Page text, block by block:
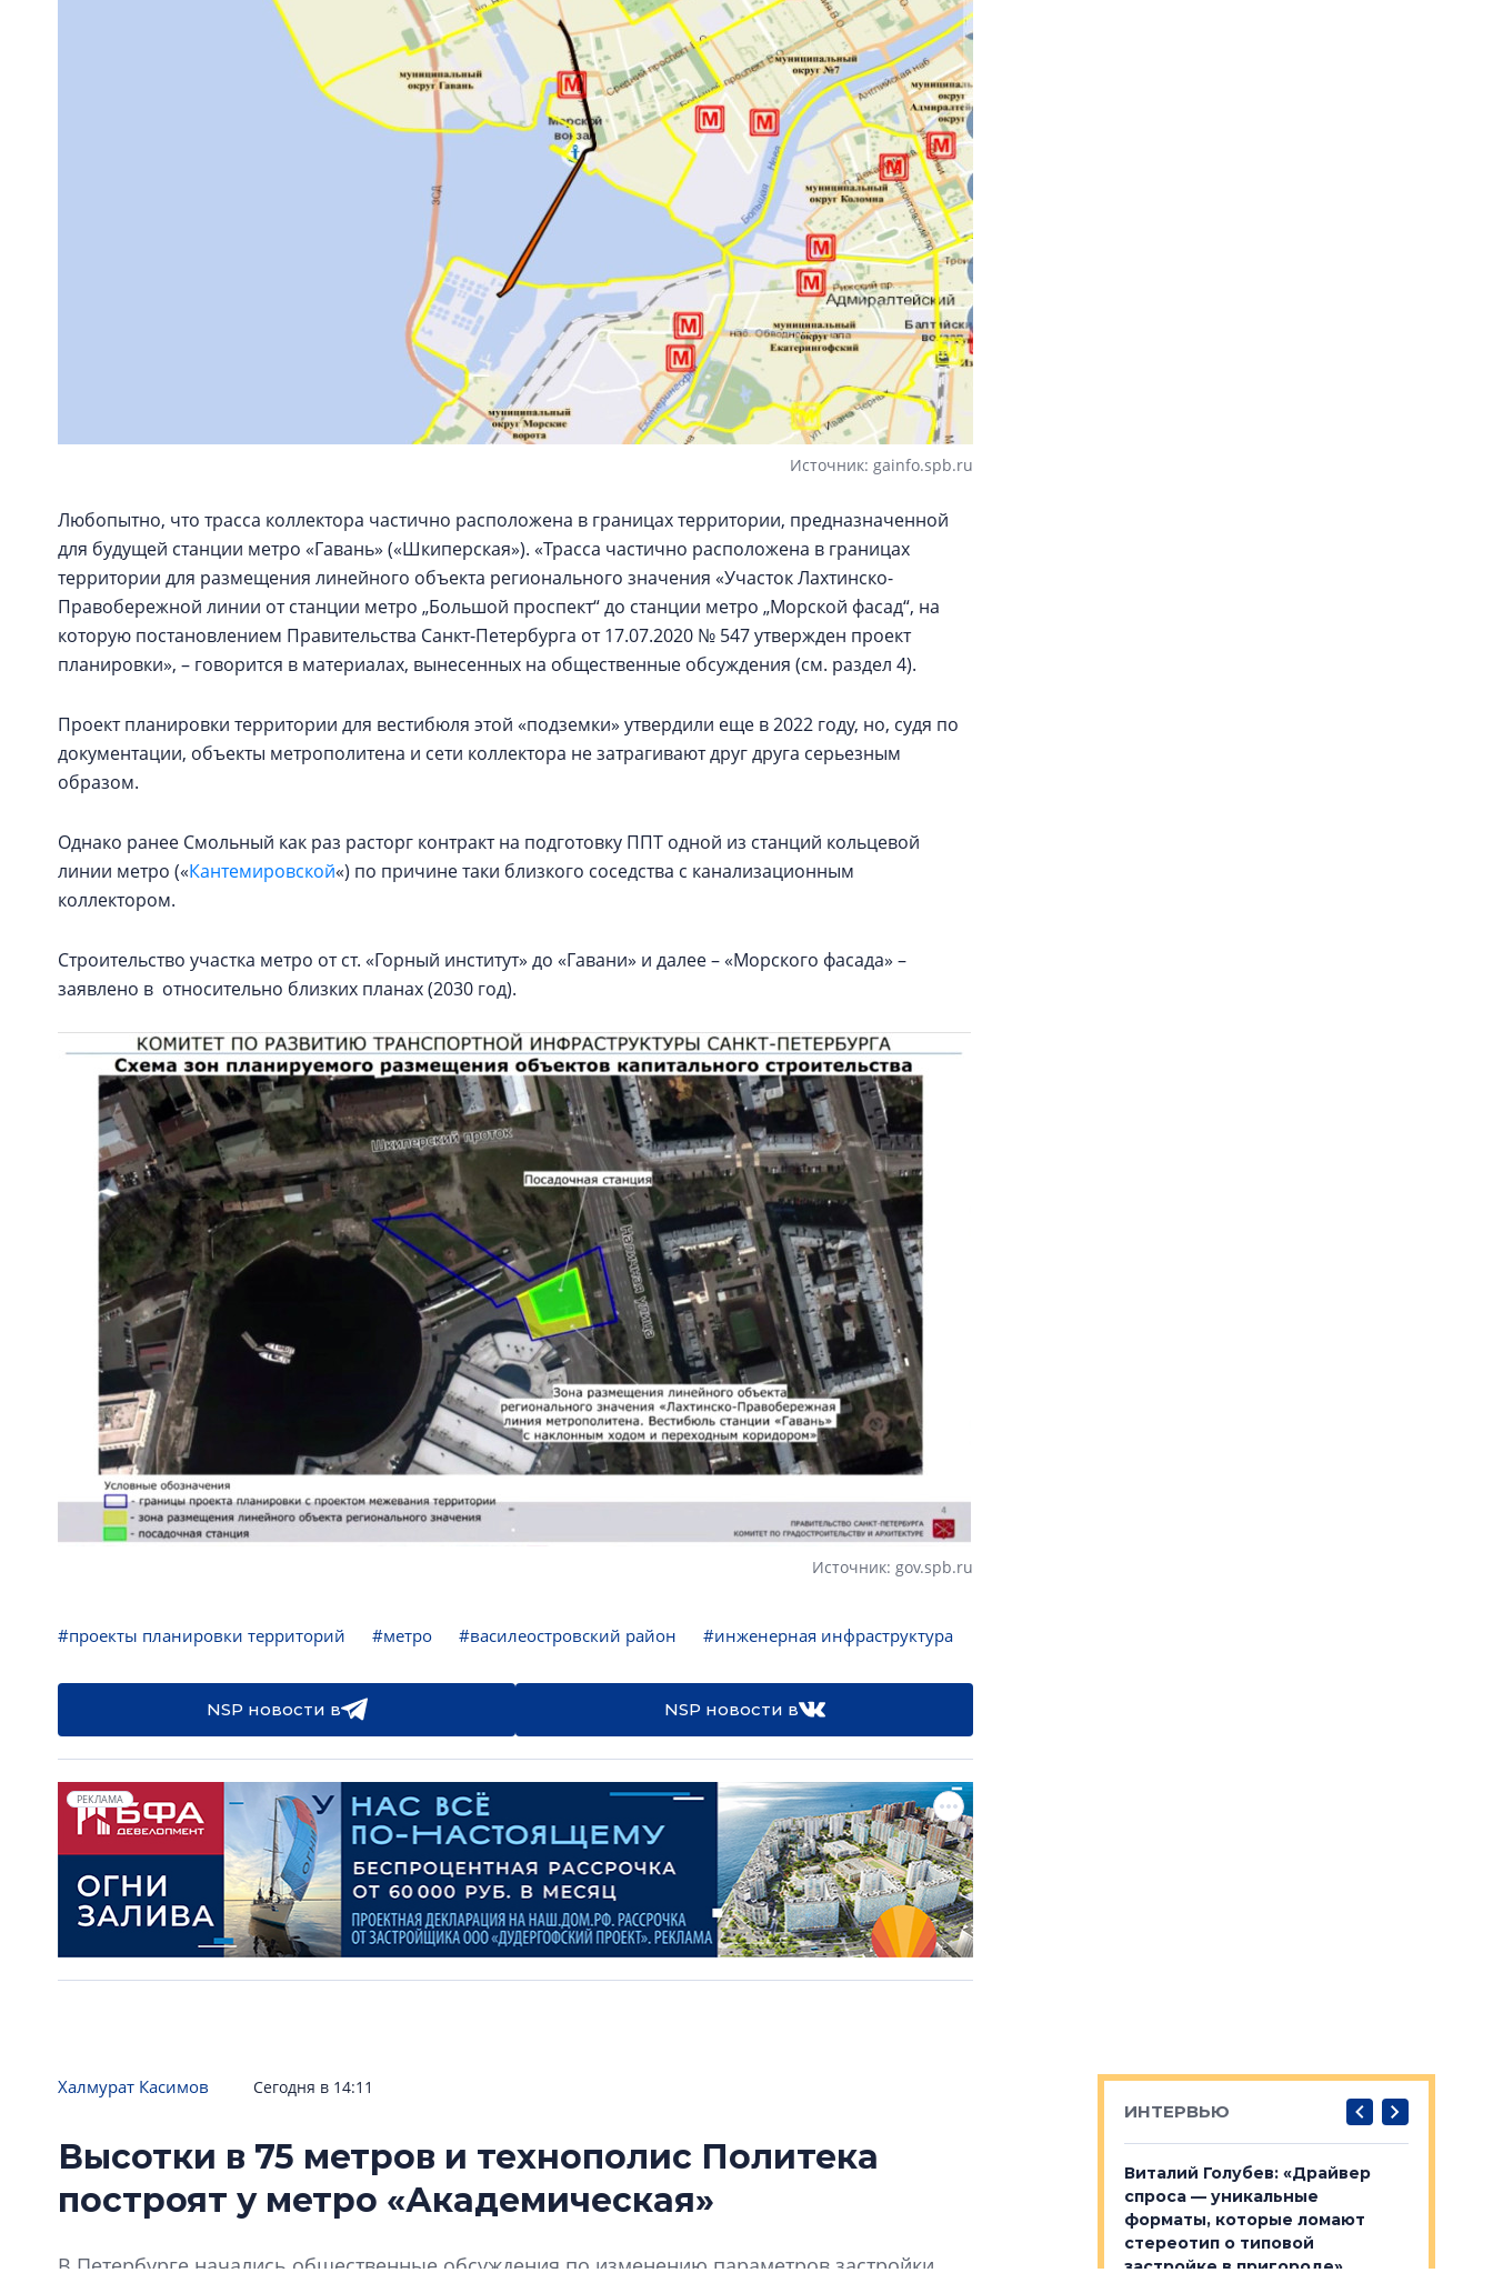
Источник: gainfo.spb.ru
Любопытно, что трасса коллектора частично расположена в границах территории, предназначенной
для будущей станции метро «Гавань» («Шкиперская»). «Трасса частично расположена в границах
территории для размещения линейного объекта регионального значения «Участок Лахтинско-
Правобережной линии от станции метро „Большой проспект“ до станции метро „Морской фасад“, на
которую постановлением Правительства Санкт-Петербурга от 17.07.2020 № 547 утвержден проект
планировки», – говорится в материалах, вынесенных на общественные обсуждения (см. раздел 4).
Проект планировки территории для вестибюля этой «подземки» утвердили еще в 2022 году, но, судя по
документации, объекты метрополитена и сети коллектора не затрагивают друг друга серьезным
образом.
Однако ранее Смольный как раз расторг контракт на подготовку ППТ одной из станций кольцевой
линии метро («Кантемировской«) по причине таки близкого соседства с канализационным
коллектором.
Строительство участка метро от ст. «Горный институт» до «Гавани» и далее – «Морского фасада» –
заявлено в относительно близких планах (2030 год).
Источник: gov.spb.ru
#проекты планировки территорий #метро #василеостровский район #инженерная инфраструктура
NSP новости в NSP новости в
РЕКЛАМА
Халмурат Касимов Сегодня в 14:11
Высотки в 75 метров и технополис Политека
построят у метро «Академическая»
В Петербурге начались общественные обсуждения по изменению параметров застройки
ИНТЕРВЬЮ
Александр Свинолобов: «Мы
О потенциале «серого пояса»,
Виталий Голубев: «Драйвер
спроса — уникальные
форматы, которые ломают
стереотип о типовой
застройке в пригороде»